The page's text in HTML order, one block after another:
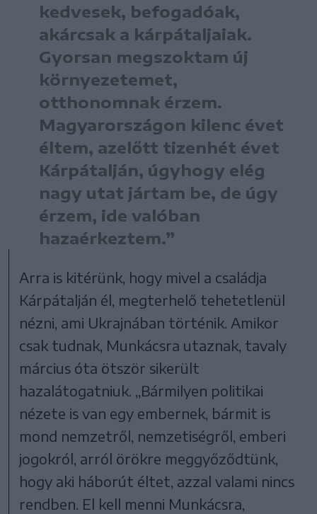
kedvesek, befogadóak,
akárcsak a kárpátaljaiak.
Gyorsan megszoktam új
környezetemet,
otthonomnak érzem.
Magyarországon kilenc évet
éltem, azelőtt tizenhét évet
Kárpátalján, úgyhogy elég
nagy utat jártam be, de úgy
érzem, ide valóban
hazaérkeztem.”
Arra is kitérünk, hogy mivel a családja
Kárpátalján él, megterhelő tehetetlenül
nézni, ami Ukrajnában történik. Amikor
csak tudnak, Munkácsra utaznak, tavaly
március óta ötször sikerült
hazalátogatniuk. „Bármilyen politikai
nézete is van egy embernek, bármit is
mond nemzetről, nemzetiségről, emberi
jogokról, arról örökre meggyőződtünk,
hogy aki háborút éltet, azzal valami nincs
rendben. El kell menni Munkácsra,